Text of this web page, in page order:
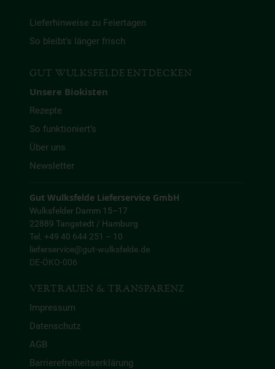
Lieferhinweise zu Feiertagen
So bleibt’s länger frisch
GUT WULKSFELDE ENTDECKEN
Unsere Biokisten
Rezepte
So funktioniert’s
Über uns
Newsletter
Gut Wulksfelde Lieferservice GmbH
Wulksfelder Damm 15–17
22889 Tangstedt / Hamburg
Tel. +49 40 644 251 – 10
lieferservice@gut-wulksfelde.de
DE-ÖKO-006
VERTRAUEN & TRANSPARENZ
Impressum
Datenschutz
AGB
Barrierefreiheitserklärung